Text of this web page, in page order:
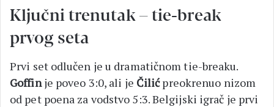
Ključni trenutak – tie-break
prvog seta
Prvi set odlučen je u dramatičnom tie-breaku.
Goffinje poveo 3:0, ali je Čilićpreokrenuo nizom
od pet poena za vodstvo 5:3. Belgijski igrač je prvi